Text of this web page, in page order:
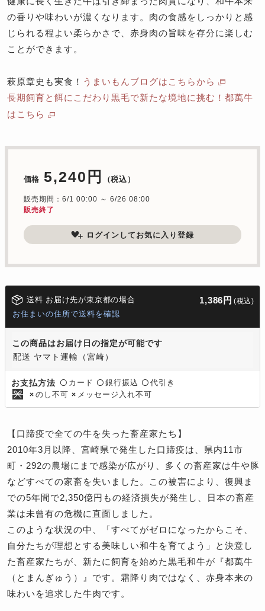
の香りや味わいが濃くなります。肉の食感をしっかりと感
じられる程よい柔らかさで、赤身肉の旨味を存分に楽しむ
ことができます。
萩原章史も実食！ うまいもんブログはこちらから
長期飼育と餌にこだわり黒毛で新たな境地に挑む！都萬牛
はこちら
価格 5,240円 （税込）
販売期間：6/1 00:00 ～ 6/26 08:00
販売終了
ログインしてお気に入り登録
送料 お届け先が東京都の場合 1,386円 (税込)
お住まいの住所で送料を確認
この商品はお届け日の指定が可能です
配送 ヤマト運輸（宮崎）
お支払方法 〇 カード 〇 銀行振込 〇 代引き
× のし不可 × メッセージ入れ不可
【口蹄疫で全ての牛を失った畜産家たち】
2010年3月以降、宮崎県で発生した口蹄疫は、県内11市
町・292の農場にまで感染が広がり、多くの畜産家は牛や豚
などすべての家畜を失いました。この被害により、復興ま
での5年間で2,350億円もの経済損失が発生し、日本の畜産
業は未曾有の危機に直面しました。
このような状況の中、「すべてがゼロになったからこそ、
自分たちが理想とする美味しい和牛を育てよう」と決意し
た畜産家たちが、新たに飼育を始めた黒毛和牛が『都萬牛
（とまんぎゅう）』です。霜降り肉ではなく、赤身本来の
味わいを追求した牛肉です。